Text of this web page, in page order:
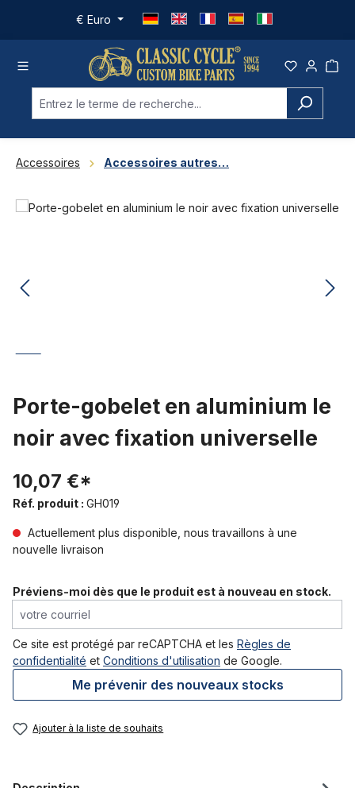
Passer au contenu principal
€ Euro
Accessoires Accessoires autres…
Ignorer la galerie d'images
Porte-gobelet en aluminium le
noir avec fixation universelle
10,07 €*
Réf. produit : GH019
Actuellement plus disponible, nous travaillons à une
nouvelle livraison
Préviens-moi dès que le produit est à nouveau en stock.
votre courriel
Ce site est protégé par reCAPTCHA et les Règles de
confidentialité et Conditions d'utilisation de Google.
Me prévenir des nouveaux stocks
Ajouter à la liste de souhaits